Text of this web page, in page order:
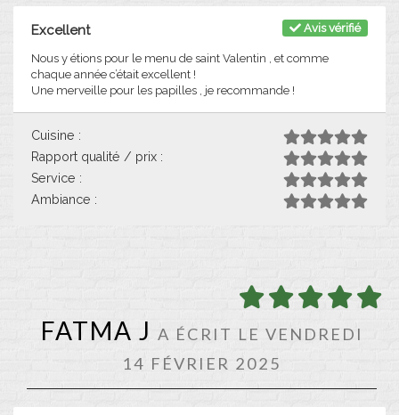
Avis vérifié
Excellent
Nous y étions pour le menu de saint Valentin , et comme
chaque année c’était excellent !
Une merveille pour les papilles , je recommande !
Cuisine :
Rapport qualité / prix :
Service :
Ambiance :
FATMA J A ÉCRIT LE VENDREDI
14 FÉVRIER 2025